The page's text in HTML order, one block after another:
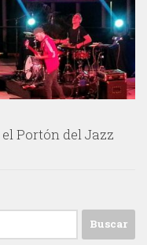
Portón del Jazz